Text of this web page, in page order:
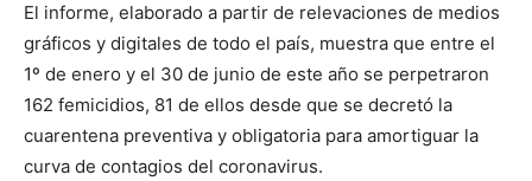
El informe, elaborado a partir de relevaciones de medios
gráficos y digitales de todo el país, muestra que entre el
1º de enero y el 30 de junio de este año se perpetraron
162 femicidios, 81 de ellos desde que se decretó la
cuarentena preventiva y obligatoria para amortiguar la
curva de contagios del coronavirus.